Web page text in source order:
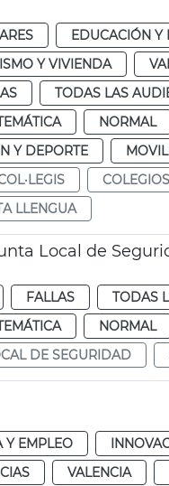
EDUCACIÓN Y
Y VIVIENDA
TODAS LAS
NORMAL
Y DEPORTE
COLEGIOS
LLENGUA
Local de
FALLAS
TODAS
NORMAL
DE SEGURIDAD
Y EMPLEO
VALENCIA